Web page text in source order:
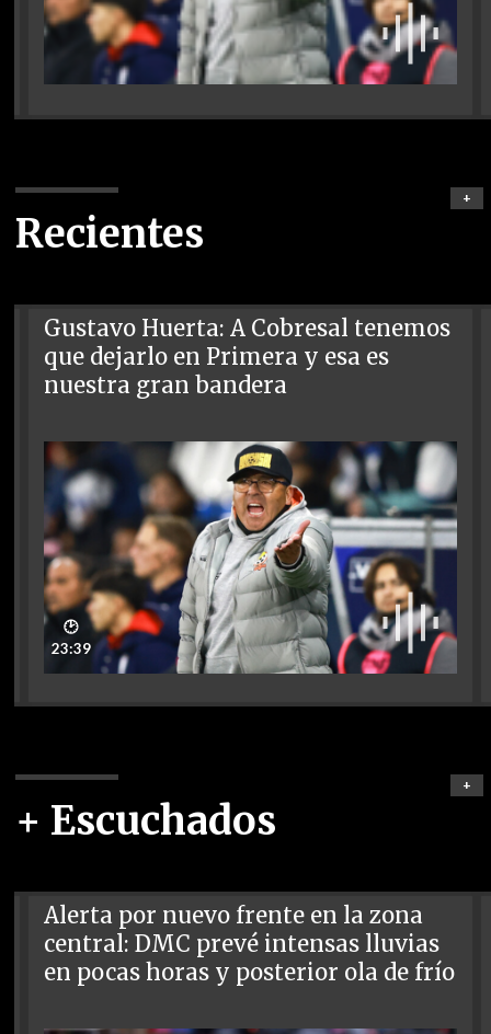
Recientes
+
Gustavo Huerta: A Cobresal tenemos
que dejarlo en Primera y esa es
nuestra gran bandera
🕑
23:39
+ Escuchados
+
Alerta por nuevo frente en la zona
central: DMC prevé intensas lluvias
en pocas horas y posterior ola de frío